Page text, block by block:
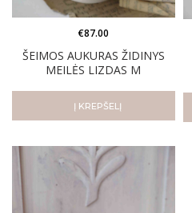
ŠEIMOS AUKURAS ŽIDINYS
MEILĖS LIZDAS M
€87.00
Į KREPŠELĮ